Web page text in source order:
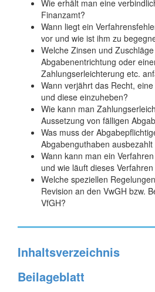
Wie erhält man eine
Finanzamt?
Wann liegt ein
vor und wie ist ihm zu
Welche Zinsen und
Abgabenentrichtung oder
Zahlungserleichterung etc.
Wann verjährt das Recht,
und diese einzuheben?
Wie kann man
Aussetzung von fälligen
Was muss der
Abgabenguthaben
Wann kann man ein
und wie läuft dieses
Welche speziellen
Revision an den VwGH bzw.
VfGH?
Inhaltsverzeichnis
Beilageblatt